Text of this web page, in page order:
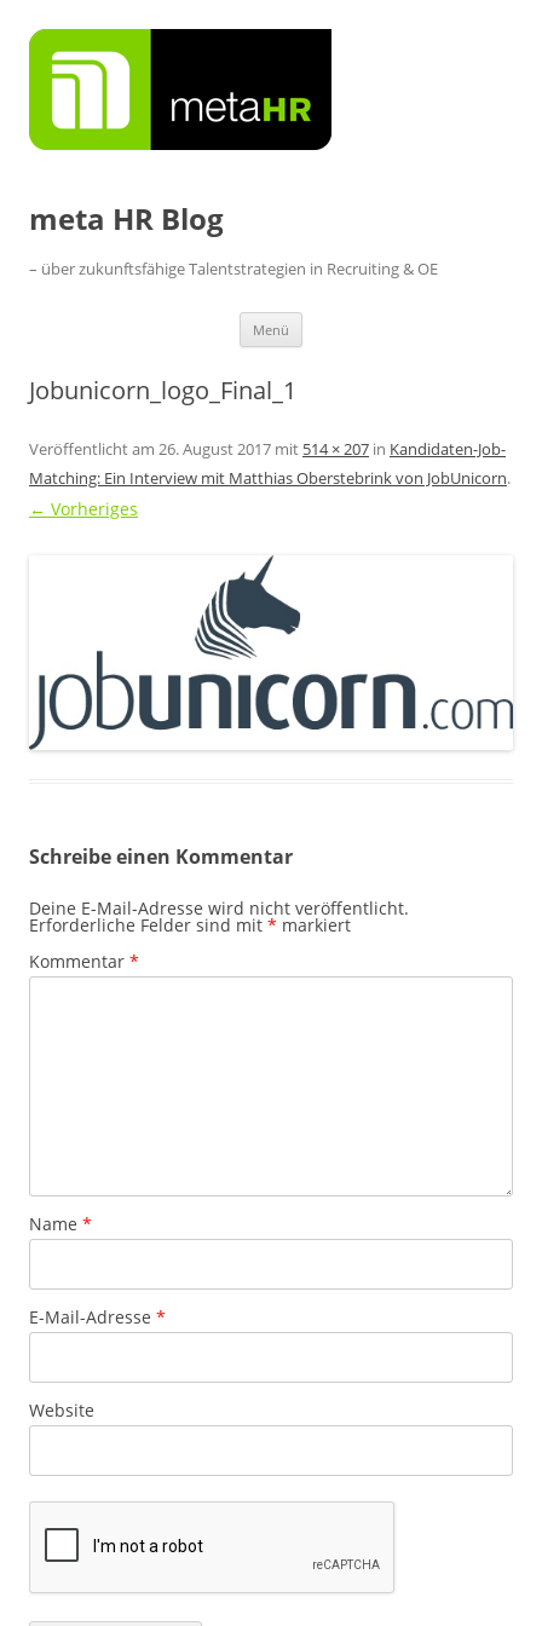
Inhalt
springen
meta HR Blog
– über zukunftsfähige Talentstrategien in Recruiting & OE
Menü
Jobunicorn_logo_Final_1
Veröffentlicht am 26. August 2017 mit 514 × 207 in Kandidaten-Job-
Matching: Ein Interview mit Matthias Oberstebrink von JobUnicorn.
← Vorheriges
Schreibe einen Kommentar
Deine E-Mail-Adresse wird nicht veröffentlicht.
Erforderliche Felder sind mit * markiert
Kommentar *
Name *
E-Mail-Adresse *
Website